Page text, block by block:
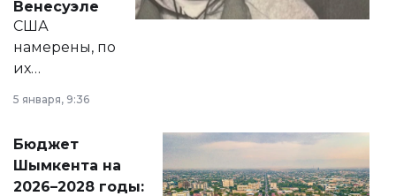
Венесуэле
США
намерены, по
их
принести
народу
Венесуэлы.
5 января, 9:36
Бюджет
Шымкента на
2026–2028 годы: